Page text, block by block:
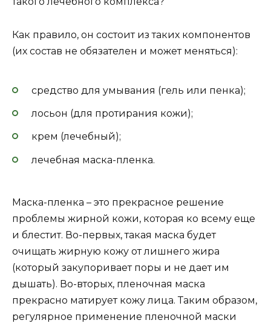
Как правило, он состоит из таких компонентов
(их состав не обязателен и может меняться):
средство для умывания (гель или пенка);
лосьон (для протирания кожи);
крем (лечебный);
лечебная маска-пленка.
Маска-пленка – это прекрасное решение
проблемы жирной кожи, которая ко всему еще
и блестит. Во-первых, такая маска будет
очищать жирную кожу от лишнего жира
(который закупоривает поры и не дает им
дышать). Во-вторых, пленочная маска
прекрасно матирует кожу лица. Таким образом,
регулярное применение пленочной маски